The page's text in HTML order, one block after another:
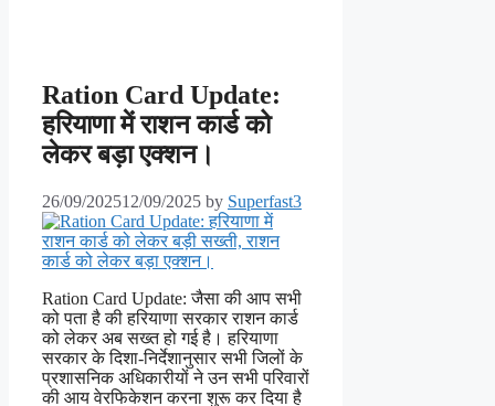
Ration Card Update:
हरियाणा में राशन कार्ड को
लेकर बड़ा एक्शन।
26/09/202512/09/2025 by Superfast3
Ration Card Update: जैसा की आप सभी
को पता है की हरियाणा सरकार राशन कार्ड
को लेकर अब सख्त हो गई है। हरियाणा
सरकार के दिशा-निर्देशानुसार सभी जिलों के
प्रशासनिक अधिकारीयों ने उन सभी परिवारों
की आय वेरफिकेशन करना शुरू कर दिया है